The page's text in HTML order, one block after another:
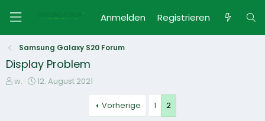
Anmelden Registrieren
Samsung Galaxy S20 Forum
Display Problem
E
w.
E
12. August 2021
Vorherige 1 2